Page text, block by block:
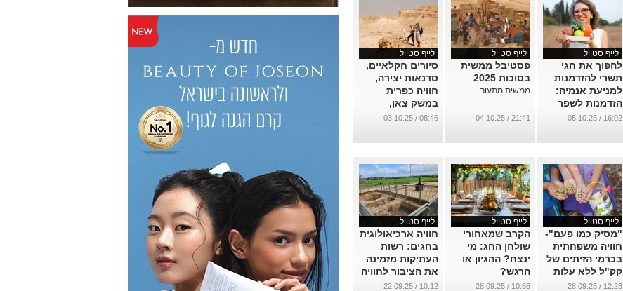
לייף סטייל
להפוך את חגי
תשרי להזדמנות
למניעת אנמיה:
הזדמנות לשפר
את מאגרי הברזל
16:02 / 05.10.25
לייף סטייל
פסטיבל ממשית
בסוכות 2025
ממשית מתעור...
21:41 / 04.10.25
לייף סטייל
סיורים חקלאיים,
סדנאות יצירה,
חוויה כפרית
במשק צאן,
תצפיות כוכבים
...
08:46 / 03.10.25
לייף סטייל
"מסיק כמו פעם"-
חוויה משפחתית
בכרמי הזיתים של
קק"ל ללא עלות
...
12:28 / 28.09.25
לייף סטייל
הקרב שמאחורי
שולחן החג: מי
ינצח? ההגיון או
הרגש?
...
10:55 / 28.09.25
לייף סטייל
חוויה ארכיאולוגית
בחגים: רשות
העתיקות מזמינה
את הציבור לחוויה
לכל המשפחה
10:12 / 22.09.25